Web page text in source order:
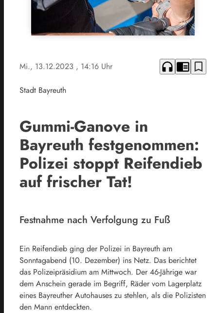
Mi., 13.12.2023 , 14:16 Uhr headphones chrome_reader_mode bookmark_border
Stadt Bayreuth
Gummi-Ganove in
Bayreuth festgenommen:
Polizei stoppt Reifendieb
auf frischer Tat!
Festnahme nach Verfolgung zu Fuß
Ein Reifendieb ging der Polizei in Bayreuth am
Sonntagabend (10. Dezember) ins Netz. Das berichtet
das Polizeipräsidium am Mittwoch. Der 46-Jährige war
dem Anschein gerade im Begriff, Räder vom Lagerplatz
eines Bayreuther Autohauses zu stehlen, als die Polizisten
den Mann entdeckten.